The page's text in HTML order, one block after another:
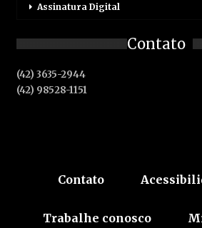
Assinatura Digital
Contato
(42) 3635-2944
(42) 98528-1151
Contato
Trabalhe conosco